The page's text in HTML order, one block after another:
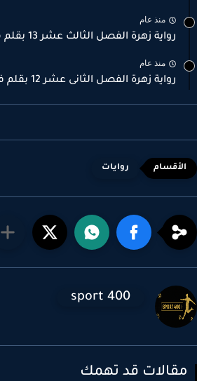
منذ عام
رواية زهرة الفصل الثالث عشر 13 بقلم فريده احمد
منذ عام
رواية زهرة الفصل الثانى عشر 12 بقلم فريده احمد
روايات
sport 400
قد تهمك